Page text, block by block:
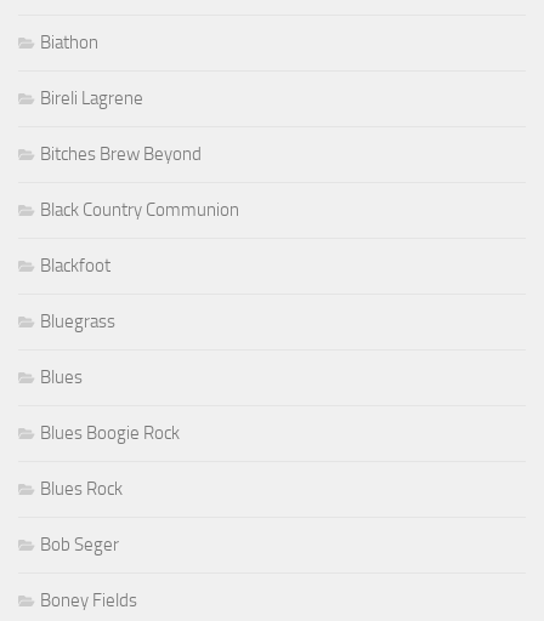
Biathon
Bireli Lagrene
Bitches Brew Beyond
Black Country Communion
Blackfoot
Bluegrass
Blues
Blues Boogie Rock
Blues Rock
Bob Seger
Boney Fields